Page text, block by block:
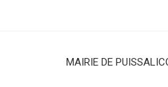
MAIRIE DE